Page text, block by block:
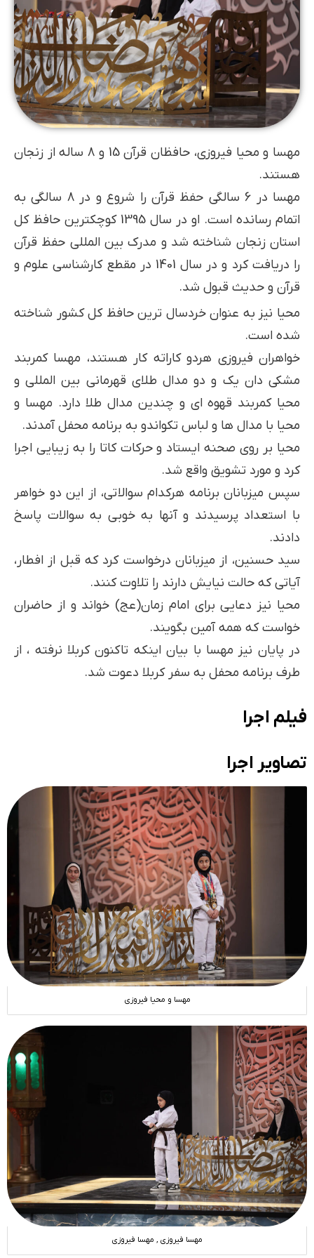
مهسا و محیا فیروزی، حافظان قرآن 15 و 8 ساله از زنجان
هستند.
مهسا در 6 سالگی حفظ قرآن را شروع و در 8 سالگی به
اتمام رسانده است. او در سال 1395 کوچکترین حافظ کل
استان زنجان شناخته شد و مدرک بین المللی حفظ قرآن
را دریافت کرد و در سال 1401 در مقطع کارشناسی علوم و
قرآن و حدیث قبول شد.
محیا نیز به عنوان خردسال ترین حافظ کل کشور شناخته
شده است.
خواهران فیروزی هردو کاراته کار هستند، مهسا کمربند
مشکی دان یک و دو مدال طلای قهرمانی بین المللی و
محیا کمربند قهوه ای و چندین مدال طلا دارد. مهسا و
محیا با مدال ها و لباس تکواندو به برنامه محفل آمدند.
محیا بر روی صحنه ایستاد و حرکات کاتا را به زیبایی اجرا
کرد و مورد تشویق واقع شد.
سپس میزبانان برنامه هرکدام سوالاتی، از این دو خواهر
با استعداد پرسیدند و آنها به خوبی به سوالات پاسخ
دادند.
سید حسنین، از میزبانان درخواست کرد که قبل از افطار،
آیاتی که حالت نیایش دارند را تلاوت کنند.
محیا نیز دعایی برای امام زمان(عج) خواند و از حاضران
خواست که همه آمین بگویند.
در پایان نیز مهسا با بیان اینکه تاکنون کربلا نرفته ، از
طرف برنامه محفل به سفر کربلا دعوت شد.
فیلم اجرا
تصاویر اجرا
مهسا و محیا فیروزی
مهسا فیروزی , مهسا فیروزی